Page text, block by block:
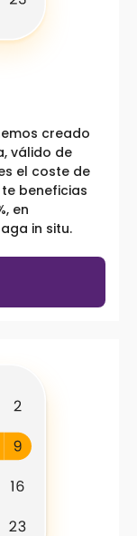
creado
válido de
el coste de
beneficias
en
in situ.